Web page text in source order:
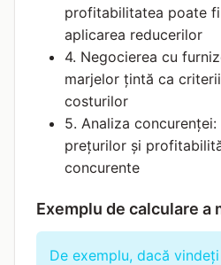
profitabilitatea poate
aplicarea reducerilor
4. Negocierea cu
marjelor țintă ca
costurilor
5. Analiza
prețurilor și
concurente
Exemplu de calculare a
De exemplu, dacă